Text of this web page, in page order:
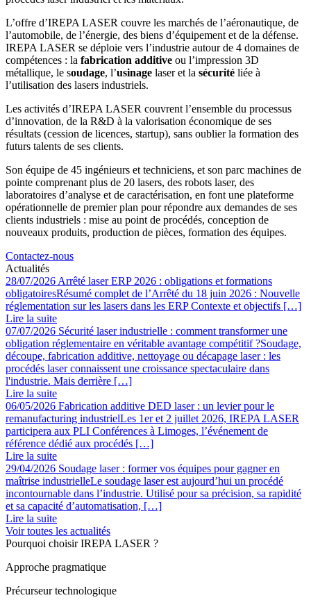
L’offre d’IREPA LASER couvre les marchés de l’aéronautique, de
l’automobile, de l’énergie, des biens d’équipement et de la défense.
IREPA LASER se déploie vers l’industrie autour de 4 domaines de
compétences : la fabrication additive ou l’impression 3D
métallique, le soudage, l’usinage laser et la sécurité liée à
l’utilisation des lasers industriels.
Les activités d’IREPA LASER couvrent l’ensemble du processus
d’innovation, de la R&D à la valorisation économique de ses
résultats (cession de licences, startup), sans oublier la formation des
futurs talents de ses clients.
Son équipe de 45 ingénieurs et techniciens, et son parc machines de
pointe comprenant plus de 20 lasers, des robots laser, des
laboratoires d’analyse et de caractérisation, en font une plateforme
opérationnelle de premier plan pour répondre aux demandes de ses
clients industriels : mise au point de procédés, conception de
nouveaux produits, production de pièces, formation des équipes.
Contactez-nous
Actualités
28/07/2026 Arrêté laser ERP 2026 : obligations et formations
obligatoiresRésumé complet de l’Arrêté du 18 juin 2026 : Nouvelle
réglementation sur les lasers dans les ERP Contexte et objectifs […]
Lire la suite
07/07/2026 Sécurité laser industrielle : comment transformer une
obligation réglementaire en véritable avantage compétitif ?Soudage,
découpe, fabrication additive, nettoyage ou décapage laser : les
procédés laser connaissent une croissance spectaculaire dans
l'industrie. Mais derrière […]
Lire la suite
06/05/2026 Fabrication additive DED laser : un levier pour le
remanufacturing industrielLes 1er et 2 juillet 2026, IREPA LASER
participera aux PLI Conférences à Limoges, l’événement de
référence dédié aux procédés […]
Lire la suite
29/04/2026 Soudage laser : former vos équipes pour gagner en
maîtrise industrielleLe soudage laser est aujourd’hui un procédé
incontournable dans l’industrie. Utilisé pour sa précision, sa rapidité
et sa capacité d’automatisation, […]
Lire la suite
Voir toutes les actualités
Pourquoi choisir IREPA LASER ?
Approche pragmatique
Précurseur technologique